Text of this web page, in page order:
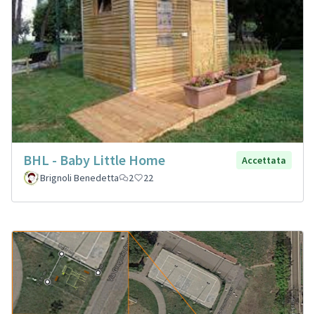
BHL - Baby Little Home
Accettata
Brignoli Benedetta
2 22